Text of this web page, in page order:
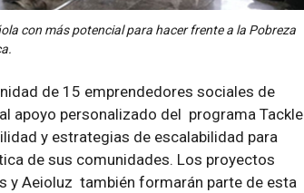
con más potencial para hacer frente a la Pobreza
de 15 emprendedores sociales de
apoyo personalizado del programa Tackle
y estrategias de escalabilidad para
de sus comunidades. Los proyectos
y Aeioluz también formarán parte de esta